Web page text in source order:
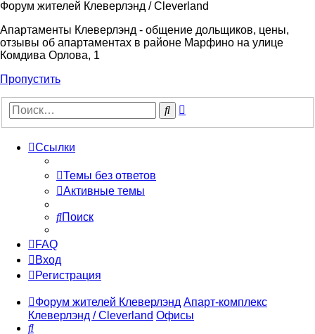
Форум жителей Клеверлэнд / Cleverland
Апартаменты Клеверлэнд - общение дольщиков, цены,
отзывы об апартаментах в районе Марфино на улице
Комдива Орлова, 1
Пропустить
Поиск
Ссылки
Темы без ответов
Активные темы
Поиск
FAQ
Вход
Регистрация
Форум жителей Клеверлэнд Апарт-комплекс
Клеверлэнд / Cleverland Офисы
Поиск